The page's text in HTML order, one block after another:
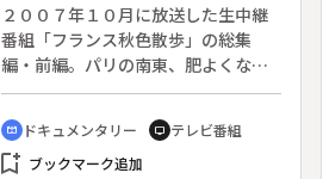
２００７年１０月に放送した生中継
番組「フランス秋色散歩」の総集
編・前編。パリの南東、肥よくな土
地に恵まれたブルゴーニュ地方は“フ
ランスの台所”と呼ばれ、とりわけ秋
には、収穫の喜びと大地への感謝で
にぎわいを見せる。番組では、ブル
cinematic_blur ドキュメンタリー tv テレビ番組
bookmark_add ブックマーク追加